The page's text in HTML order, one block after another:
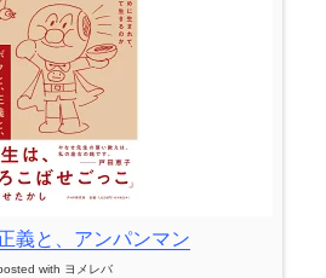
義と、アンパンマン
with ヨメレバ